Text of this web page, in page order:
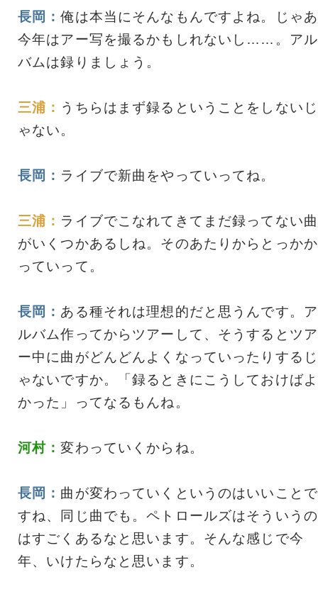
長岡：俺は本当にそんなもんですよね。じゃあ
今年はアー写を撮るかもしれないし……。アル
バムは録りましょう。
三浦： うちらはまず録るということをしないじ
ゃない。
長岡： ライブで新曲をやっていってね。
三浦： ライブでこなれてきてまだ録ってない曲
がいくつかあるしね。そのあたりからとっかか
っていって。
長岡： ある種それは理想的だと思うんです。ア
ルバム作ってからツアーして、そうするとツア
ー中に曲がどんどんよくなっていったりするじ
ゃないですか。「録るときにこうしておけばよ
かった」ってなるもんね。
河村：変わっていくからね。
長岡： 曲が変わっていくというのはいいことで
すね、同じ曲でも。ペトロールズはそういうの
はすごくあるなと思います。そんな感じで今
年、いけたらなと思います。